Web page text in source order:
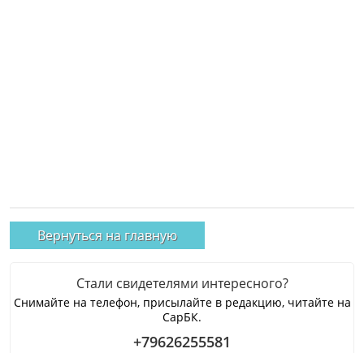
Вернуться на главную
Стали свидетелями интересного?
Снимайте на телефон, присылайте в редакцию, читайте на
СарБК.
+79626255581